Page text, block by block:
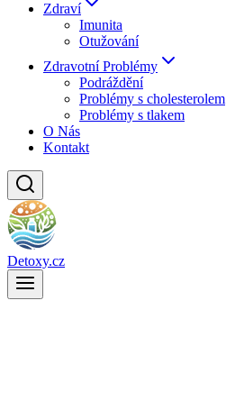
Zdraví
Imunita
Otužování
Zdravotní Problémy
Podráždění
Problémy s cholesterolem
Problémy s tlakem
O Nás
Kontakt
Detoxy.cz